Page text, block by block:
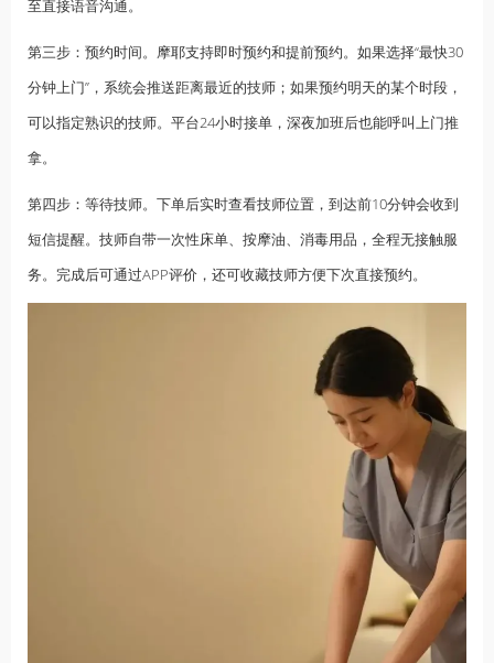
至直接语音沟通。
第三步：预约时间。摩耶支持即时预约和提前预约。如果选择“最快30
分钟上门”，系统会推送距离最近的技师；如果预约明天的某个时段，
可以指定熟识的技师。平台24小时接单，深夜加班后也能呼叫上门推
拿。
第四步：等待技师。下单后实时查看技师位置，到达前10分钟会收到
短信提醒。技师自带一次性床单、按摩油、消毒用品，全程无接触服
务。完成后可通过APP评价，还可收藏技师方便下次直接预约。